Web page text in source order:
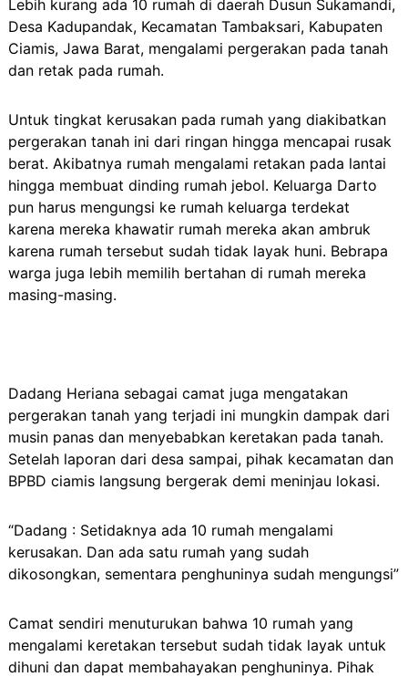
Lebih kurang ada 10 rumah di daerah Dusun Sukamandi,
Desa Kadupandak, Kecamatan Tambaksari, Kabupaten
Ciamis, Jawa Barat, mengalami pergerakan pada tanah
dan retak pada rumah.
Untuk tingkat kerusakan pada rumah yang diakibatkan
pergerakan tanah ini dari ringan hingga mencapai rusak
berat. Akibatnya rumah mengalami retakan pada lantai
hingga membuat dinding rumah jebol. Keluarga Darto
pun harus mengungsi ke rumah keluarga terdekat
karena mereka khawatir rumah mereka akan ambruk
karena rumah tersebut sudah tidak layak huni. Bebrapa
warga juga lebih memilih bertahan di rumah mereka
masing-masing.
Dadang Heriana sebagai camat juga mengatakan
pergerakan tanah yang terjadi ini mungkin dampak dari
musin panas dan menyebabkan keretakan pada tanah.
Setelah laporan dari desa sampai, pihak kecamatan dan
BPBD ciamis langsung bergerak demi meninjau lokasi.
“Dadang : Setidaknya ada 10 rumah mengalami
kerusakan. Dan ada satu rumah yang sudah
dikosongkan, sementara penghuninya sudah mengungsi”
Camat sendiri menuturukan bahwa 10 rumah yang
mengalami keretakan tersebut sudah tidak layak untuk
dihuni dan dapat membahayakan penghuninya. Pihak